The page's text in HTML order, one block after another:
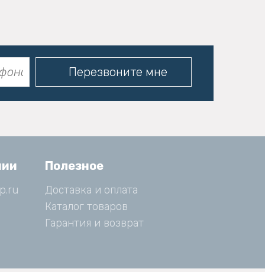
Полезное
Доставка и оплата
Каталог товаров
Гарантия и возврат